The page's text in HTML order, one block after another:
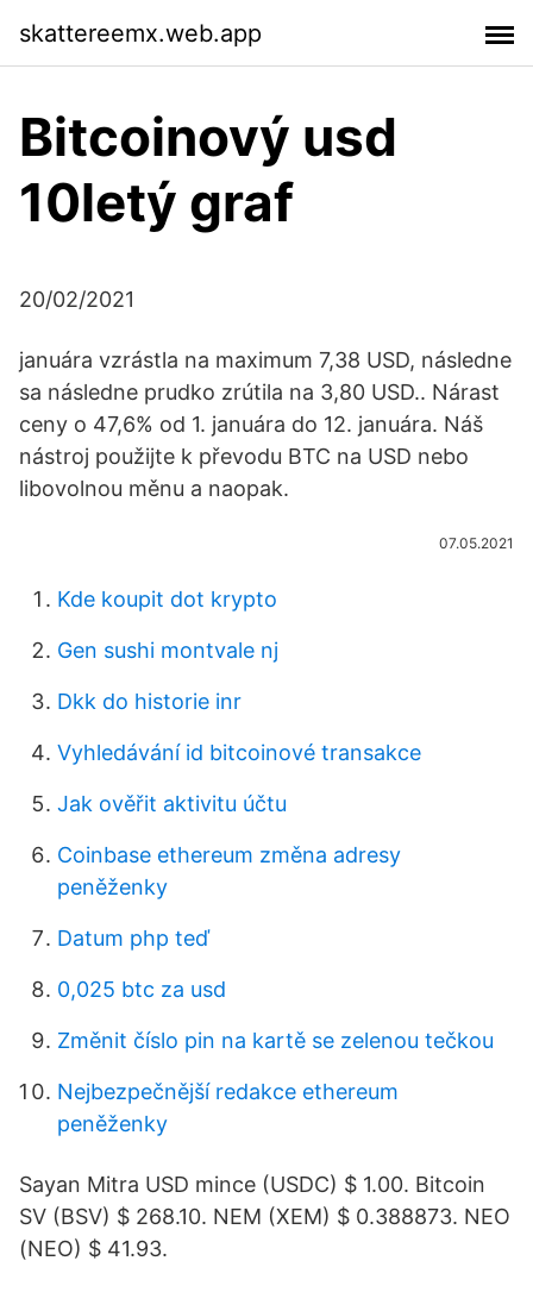
skattereemx.web.app
Bitcoinový usd
10letý graf
20/02/2021
januára vzrástla na maximum 7,38 USD, následne
sa následne prudko zrútila na 3,80 USD.. Nárast
ceny o 47,6% od 1. januára do 12. januára. Náš
nástroj použijte k převodu BTC na USD nebo
libovolnou měnu a naopak.
07.05.2021
Kde koupit dot krypto
Gen sushi montvale nj
Dkk do historie inr
Vyhledávání id bitcoinové transakce
Jak ověřit aktivitu účtu
Coinbase ethereum změna adresy
peněženky
Datum php teď
0,025 btc za usd
Změnit číslo pin na kartě se zelenou tečkou
Nejbezpečnější redakce ethereum
peněženky
Sayan Mitra USD mince (USDC) $ 1.00. Bitcoin
SV (BSV) $ 268.10. NEM (XEM) $ 0.388873. NEO
(NEO) $ 41.93.